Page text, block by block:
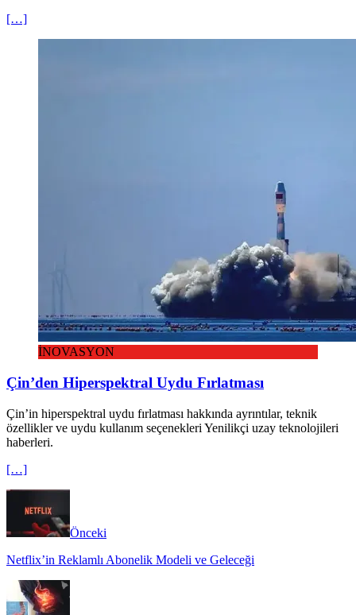
[…]
İNOVASYON
Çin’den Hiperspektral Uydu Fırlatması
Çin’in hiperspektral uydu fırlatması hakkında ayrıntılar, teknik
özellikler ve uydu kullanım seçenekleri Yenilikçi uzay teknolojileri
haberleri.
[…]
Önceki
Netflix’in Reklamlı Abonelik Modeli ve Geleceği